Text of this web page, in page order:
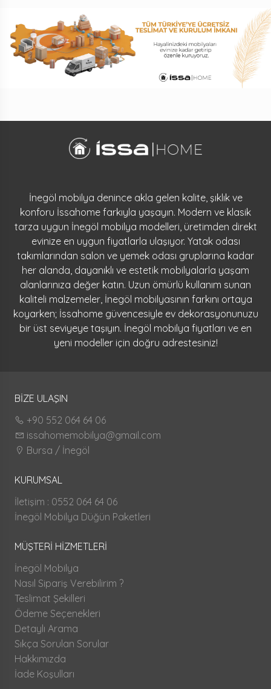
İnegöl mobilya denince akla gelen kalite, şıklık ve
konforu İssahome farkıyla yaşayın. Modern ve klasik
tarza uygun İnegöl mobilya modelleri, üretimden direkt
evinize en uygun fiyatlarla ulaşıyor. Yatak odası
takımlarından salon ve yemek odası gruplarına kadar
her alanda, dayanıklı ve estetik mobilyalarla yaşam
alanlarınıza değer katın. Uzun ömürlü kullanım sunan
kaliteli malzemeler, İnegöl mobilyasının farkını ortaya
koyarken; İssahome güvencesiyle ev dekorasyonunuzu
bir üst seviyeye taşıyın. İnegöl mobilya fiyatları ve en
yeni modeller için doğru adrestesiniz!
BİZE ULAŞIN
+90 552 064 64 06
issahomemobilya@gmail.com
Bursa / İnegöl
KURUMSAL
İletişim : 0552 064 64 06
İnegöl Mobilya Düğün Paketleri
MÜŞTERİ HİZMETLERİ
İnegöl Mobilya
Nasıl Sipariş Verebilirim ?
Teslimat Şekilleri
Ödeme Seçenekleri
Detaylı Arama
Sıkça Sorulan Sorular
Hakkımızda
İade Koşulları